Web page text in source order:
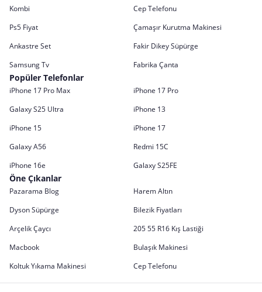
Kombi
Cep Telefonu
Ps5 Fiyat
Çamaşır Kurutma Makinesi
Ankastre Set
Fakir Dikey Süpürge
Samsung Tv
Fabrika Çanta
Popüler Telefonlar
iPhone 17 Pro Max
iPhone 17 Pro
Galaxy S25 Ultra
iPhone 13
iPhone 15
iPhone 17
Galaxy A56
Redmi 15C
iPhone 16e
Galaxy S25FE
Öne Çıkanlar
Pazarama Blog
Harem Altın
Dyson Süpürge
Bilezik Fiyatları
Arçelik Çaycı
205 55 R16 Kış Lastiği
Macbook
Bulaşık Makinesi
Koltuk Yıkama Makinesi
Cep Telefonu